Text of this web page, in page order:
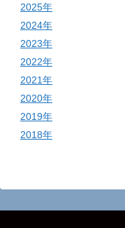
2025年
2024年
2023年
2022年
2021年
2020年
2019年
2018年